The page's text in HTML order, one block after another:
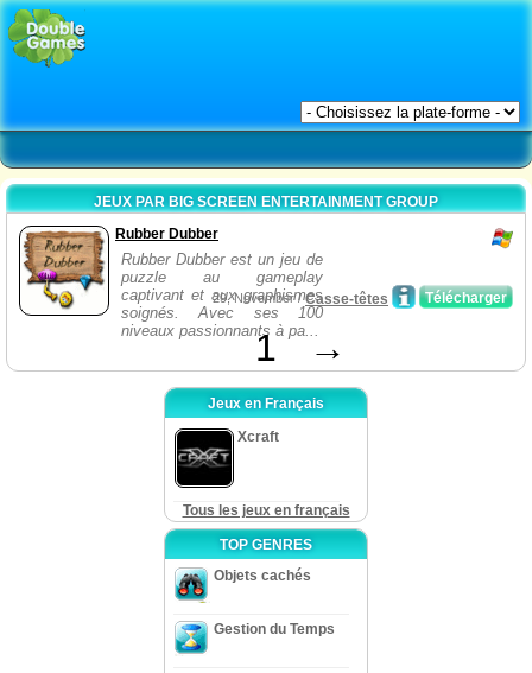
JEUX PAR BIG SCREEN ENTERTAINMENT GROUP
Rubber Dubber
Rubber Dubber est un jeu de
puzzle au gameplay
captivant et aux graphismes
soignés. Avec ses 100
niveaux passionnants à pa...
Télécharger
29, November /Casse-têtes
1 →
Jeux en Français
Xcraft
Tous les jeux en français
TOP GENRES
Objets cachés
Gestion du Temps